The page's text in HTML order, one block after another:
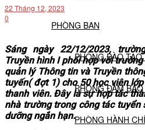
PHÒNG BAN
PHÒNG ĐÀO TẠO
PHÒNG ĐẢM
PHÒNG HÀNH
22 Tháng 12, 2023
0
Sáng ngày 22/12/2023,
Truyền hình I phối hợp với
quản lý Thông tin và Truyền
tuyến( đợt 1) cho 50 học viên
thanh viên. Đây là sự hợp tác
nhà trường trong công tác tuyển
dưỡng ngắn hạn.